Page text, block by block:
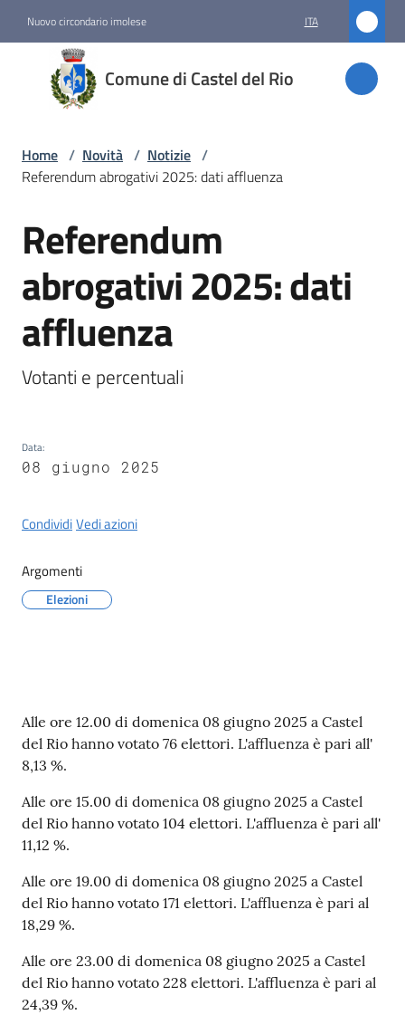
Nuovo circondario imolese ITA
Comune di Castel del Rio
Comune
di
Castel
Amministrazione
Novità
Menu selezionato
Servizi
Vivere
Rio
Servizi
on-
line
Home / Novità / Notizie /
Referendum abrogativi 2025: dati affluenza
Salta al contenuto
Referendum
abrogativi 2025: dati
affluenza
Votanti e percentuali
Data:
08 giugno 2025
CondividiVedi azioni
Argomenti
Elezioni
Contenuto
Alle ore 12.00 di domenica 08 giugno 2025 a Castel
del Rio hanno votato 76 elettori. L'affluenza è pari all'
8,13 %.
Alle ore 15.00 di domenica 08 giugno 2025 a Castel
del Rio hanno votato 104 elettori. L'affluenza è pari all'
11,12 %.
Alle ore 19.00 di domenica 08 giugno 2025 a Castel
del Rio hanno votato 171 elettori. L'affluenza è pari al
18,29 %.
Alle ore 23.00 di domenica 08 giugno 2025 a Castel
del Rio hanno votato 228 elettori. L'affluenza è pari al
24,39 %.